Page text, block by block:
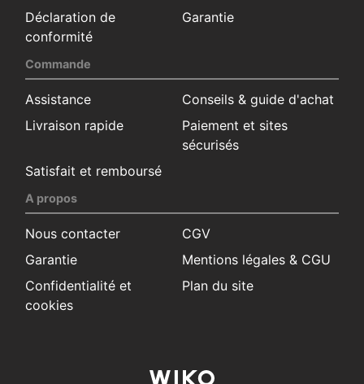
Déclaration de
conformité
Garantie
Commande
Assistance
Conseils & guide d'achat
Livraison rapide
Paiement et sites
sécurisés
Satisfait et remboursé
A propos
Nous contacter
CGV
Garantie
Mentions légales & CGU
Confidentialité et
cookies
Plan du site